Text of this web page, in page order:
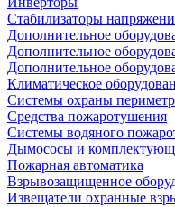
Стабилизаторы
Дополнительное
Дополнительное
Дополнительное
Климатическое
Системы охраны
Средства пожаротушения
Системы водяного
Дымососы и
Пожарная автоматика
Взрывозащищенное
Извещатели охранные